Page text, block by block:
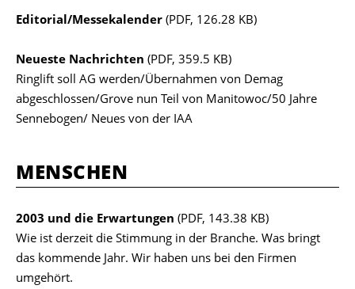
Editorial/Messekalender (PDF, 126.28 KB)
Neueste Nachrichten (PDF, 359.5 KB)
Ringlift soll AG werden/Übernahmen von Demag
abgeschlossen/Grove nun Teil von Manitowoc/50 Jahre
Sennebogen/ Neues von der IAA
MENSCHEN
2003 und die Erwartungen (PDF, 143.38 KB)
Wie ist derzeit die Stimmung in der Branche. Was bringt
das kommende Jahr. Wir haben uns bei den Firmen
umgehört.